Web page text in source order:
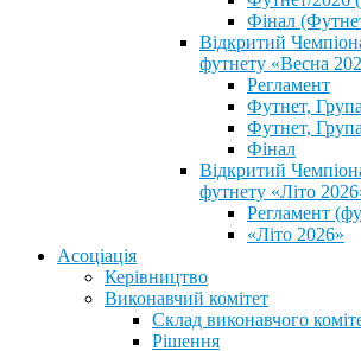
Фінал
Відкритий
футнету «Весна
Регламент
Футнет,
Футнет,
Фінал
Відкритий
футнету «Літо
Регламент
«Літо 2026»
Асоціація
Керівництво
Виконавчий комітет
Склад виконавчого
Рішення